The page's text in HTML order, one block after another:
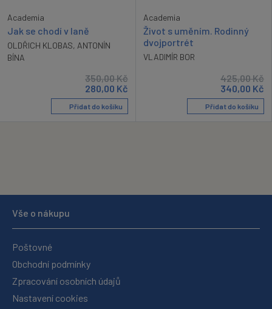
Academia
Jak se chodí v laně
OLDŘICH KLOBAS, ANTONÍN
BÍNA
350,00Kč
280,00 Kč
Přidat do košíku
Academia
Život s uměním. Rodinný
dvojportrét
VLADIMÍR BOR
425,00Kč
340,00 Kč
Přidat do košíku
Vše o nákupu
Poštovné
Obchodní podmínky
Zpracování osobních údajů
Nastavení cookies